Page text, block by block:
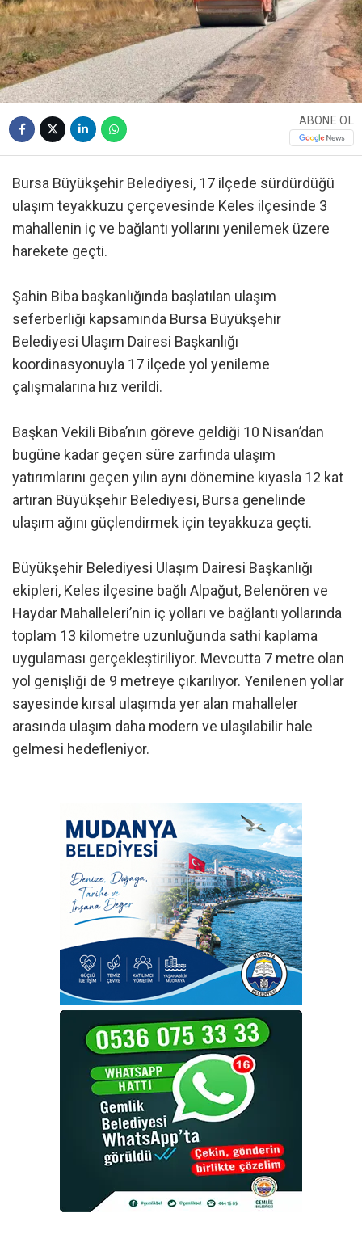
ABONE OL
Bursa Büyükşehir Belediyesi, 17 ilçede sürdürdüğü
ulaşım teyakkuzu çerçevesinde Keles ilçesinde 3
mahallenin iç ve bağlantı yollarını yenilemek üzere
harekete geçti.
Şahin Biba başkanlığında başlatılan ulaşım
seferberliği kapsamında Bursa Büyükşehir
Belediyesi Ulaşım Dairesi Başkanlığı
koordinasyonuyla 17 ilçede yol yenileme
çalışmalarına hız verildi.
Başkan Vekili Biba’nın göreve geldiği 10 Nisan’dan
bugüne kadar geçen süre zarfında ulaşım
yatırımlarını geçen yılın aynı dönemine kıyasla 12 kat
artıran Büyükşehir Belediyesi, Bursa genelinde
ulaşım ağını güçlendirmek için teyakkuza geçti.
Büyükşehir Belediyesi Ulaşım Dairesi Başkanlığı
ekipleri, Keles ilçesine bağlı Alpağut, Belenören ve
Haydar Mahalleleri’nin iç yolları ve bağlantı yollarında
toplam 13 kilometre uzunluğunda sathi kaplama
uygulaması gerçekleştiriliyor. Mevcutta 7 metre olan
yol genişliği de 9 metreye çıkarılıyor. Yenilenen yollar
sayesinde kırsal ulaşımda yer alan mahalleler
arasında ulaşım daha modern ve ulaşılabilir hale
gelmesi hedefleniyor.